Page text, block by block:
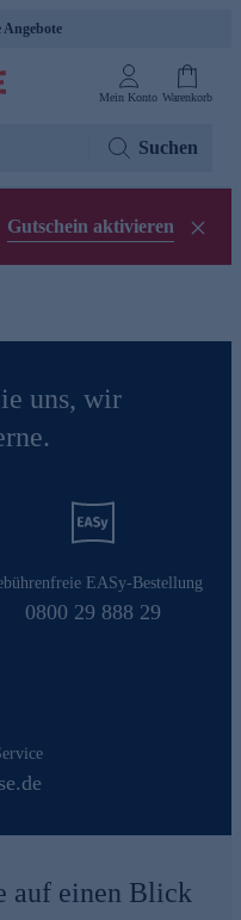
Angebote
Mein Konto Warenkorb
Suchen
Gutschein aktivieren
uns, wir
EASy-Bestellung
0800 29 888 29
auf einen Blick